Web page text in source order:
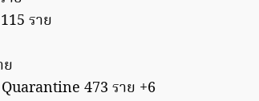
ราย
ย
473 ราย +6